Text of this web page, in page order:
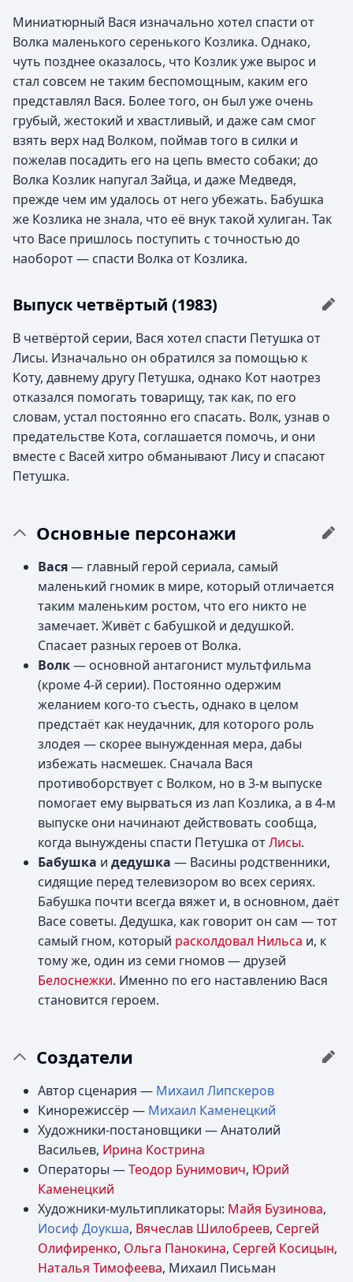
Миниатюрный Вася изначально хотел спасти от
Волка маленького серенького Козлика. Однако,
чуть позднее оказалось, что Козлик уже вырос и
стал совсем не таким беспомощным, каким его
представлял Вася. Более того, он был уже очень
грубый, жестокий и хвастливый, и даже сам смог
взять верх над Волком, поймав того в силки и
пожелав посадить его на цепь вместо собаки; до
Волка Козлик напугал Зайца, и даже Медведя,
прежде чем им удалось от него убежать. Бабушка
же Козлика не знала, что её внук такой хулиган. Так
что Васе пришлось поступить с точностью до
наоборот — спасти Волка от Козлика.
Выпуск четвёртый (1983)
В четвёртой серии, Вася хотел спасти Петушка от
Лисы. Изначально он обратился за помощью к
Коту, давнему другу Петушка, однако Кот наотрез
отказался помогать товарищу, так как, по его
словам, устал постоянно его спасать. Волк, узнав о
предательстве Кота, соглашается помочь, и они
вместе с Васей хитро обманывают Лису и спасают
Петушка.
Основные персонажи
Вася— главный герой сериала, самый
маленький гномик в мире, который отличается
таким маленьким ростом, что его никто не
замечает. Живёт с бабушкой и дедушкой.
Спасает разных героев от Волка.
Волк— основной антагонист мультфильма
(кроме 4-й серии). Постоянно одержим
желанием кого-то съесть, однако в целом
предстаёт как неудачник, для которого роль
злодея — скорее вынужденная мера, дабы
избежать насмешек. Сначала Вася
противоборствует с Волком, но в 3-м выпуске
помогает ему вырваться из лап Козлика, а в 4-м
выпуске они начинают действовать сообща,
когда вынуждены спасти Петушка отЛисы.
Бабушка и дедушка — Васины родственники,
сидящие перед телевизором во всех сериях.
Бабушка почти всегда вяжет и, в основном, даёт
Васе советы. Дедушка, как говорит он сам — тот
самый гном, который расколдовал Нильса и, к
тому же, один из семи гномов — друзей
Белоснежки. Именно по его наставлению Вася
становится героем.
Создатели
Автор сценария — Михаил Липскеров
Кинорежиссёр — Михаил Каменецкий
Художники-постановщики — Анатолий
Васильев, Ирина Кострина
Операторы —Теодор Бунимович, Юрий
Каменецкий
Художники-мультипликаторы: Майя Бузинова,
Иосиф Доукша, Вячеслав Шилобреев, Сергей
Олифиренко, Ольга Панокина, Сергей Косицын,
Наталья Тимофеева, Михаил Письман